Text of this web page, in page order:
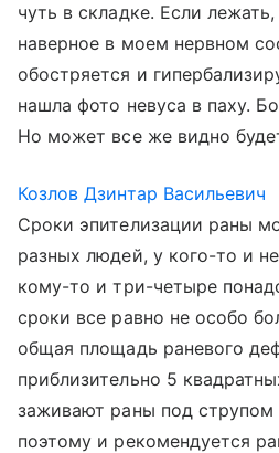
чуть в складке. Если
наверное в моем нервном
обостряется и
нашла фото невуса в паху.
Но может все же видно
Козлов Дзинтар Васильевич
Сроки эпителизации раны
разных людей, у кого-то и
кому-то и три-четыре
сроки все равно не особо
общая площадь раневого
приблизительно 5
заживают раны под
поэтому и рекомендуется